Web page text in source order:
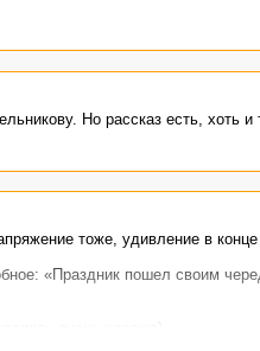
Но рассказ есть, хоть и
тоже, удивление в
«Праздник пошел своим